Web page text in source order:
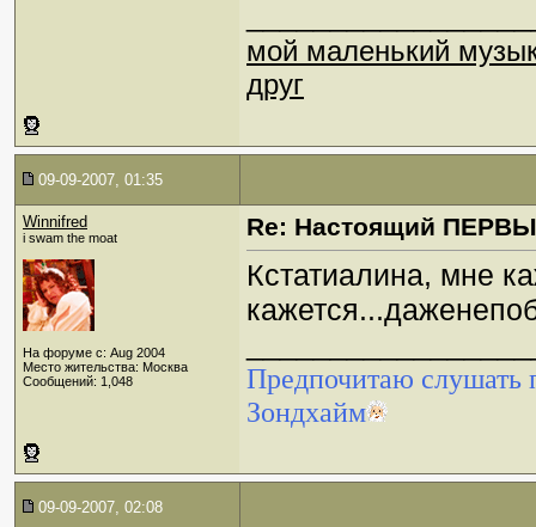
мой маленький
друг
09-09-2007, 01:35
Winnifred
i swam the moat
На форуме с: Aug 2004
Место жительства: Москва
Сообщений: 1,048
Re: Настоящий
Кстатиалина, мне
Предпочитаю слушать
Зондхайм
09-09-2007, 02:08